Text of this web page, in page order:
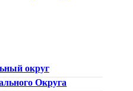
округ
Округа